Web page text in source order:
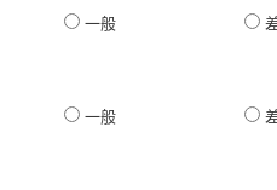
一般
一般